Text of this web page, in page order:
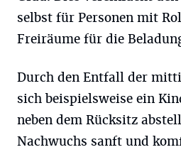
selbst für Personen mit
Freiräume für die
Durch den Entfall der
sich beispielsweise ein
neben dem Rücksitz
Nachwuchs sanft und